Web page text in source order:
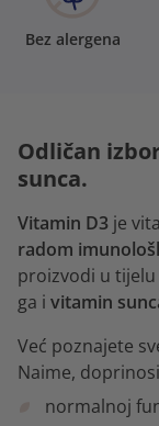
Bez alergena
Odličan
sunca.
Vitamin D3 je
radom
proizvodi u
ga i vitamin
Već poznajete
Naime,
normalnoj